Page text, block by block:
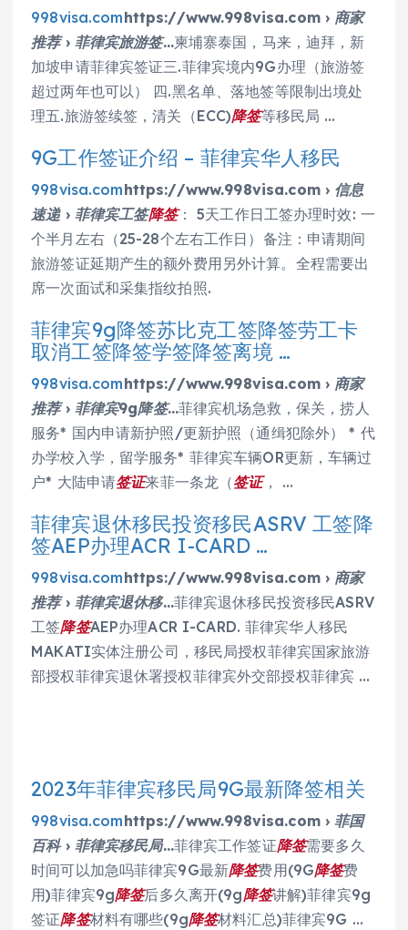
998visa.comhttps://www.998visa.com › 商家
推荐 › 菲律宾旅游签…柬埔寨泰国，马来，迪拜，新
加坡申请菲律宾签证三.菲律宾境内9G办理（旅游签
超过两年也可以） 四.黑名单、落地签等限制出境处
理五.旅游签续签，清关（ECC)降签等移民局 …
9G工作签证介绍 – 菲律宾华人移民
998visa.comhttps://www.998visa.com › 信息
速递 › 菲律宾工签降签： 5天工作日工签办理时效: 一
个半月左右（25-28个左右工作日）备注：申请期间
旅游签证延期产生的额外费用另外计算。全程需要出
席一次面试和采集指纹拍照.
菲律宾9g降签苏比克工签降签劳工卡
取消工签降签学签降签离境 …
998visa.comhttps://www.998visa.com › 商家
推荐 › 菲律宾9g降签…菲律宾机场急救，保关，捞人
服务* 国内申请新护照/更新护照（通缉犯除外） * 代
办学校入学，留学服务* 菲律宾车辆OR更新，车辆过
户* 大陆申请签证来菲一条龙（签证， …
菲律宾退休移民投资移民ASRV 工签降
签AEP办理ACR I-CARD …
998visa.comhttps://www.998visa.com › 商家
推荐 › 菲律宾退休移…菲律宾退休移民投资移民ASRV
工签降签AEP办理ACR I-CARD. 菲律宾华人移民
MAKATI实体注册公司，移民局授权菲律宾国家旅游
部授权菲律宾退休署授权菲律宾外交部授权菲律宾 …
2023年菲律宾移民局9G最新降签相关
998visa.comhttps://www.998visa.com › 菲国
百科 › 菲律宾移民局…菲律宾工作签证降签需要多久
时间可以加急吗菲律宾9G最新降签费用(9G降签费
用)菲律宾9g降签后多久离开(9g降签讲解)菲律宾9g
签证降签材料有哪些(9g降签材料汇总)菲律宾9G …